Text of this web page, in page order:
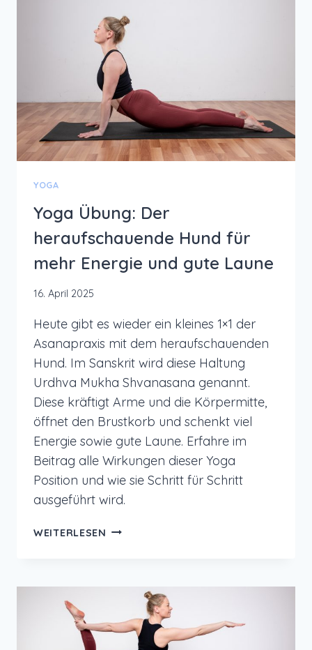
YOGA
Yoga Übung: Der
heraufschauende Hund für
mehr Energie und gute Laune
16. April 2025
Heute gibt es wieder ein kleines 1×1 der
Asanapraxis mit dem heraufschauenden
Hund. Im Sanskrit wird diese Haltung
Urdhva Mukha Shvanasana genannt.
Diese kräftigt Arme und die Körpermitte,
öffnet den Brustkorb und schenkt viel
Energie sowie gute Laune. Erfahre im
Beitrag alle Wirkungen dieser Yoga
Position und wie sie Schritt für Schritt
ausgeführt wird.
WEITERLESEN YOGA
MEHR
ENERGIE